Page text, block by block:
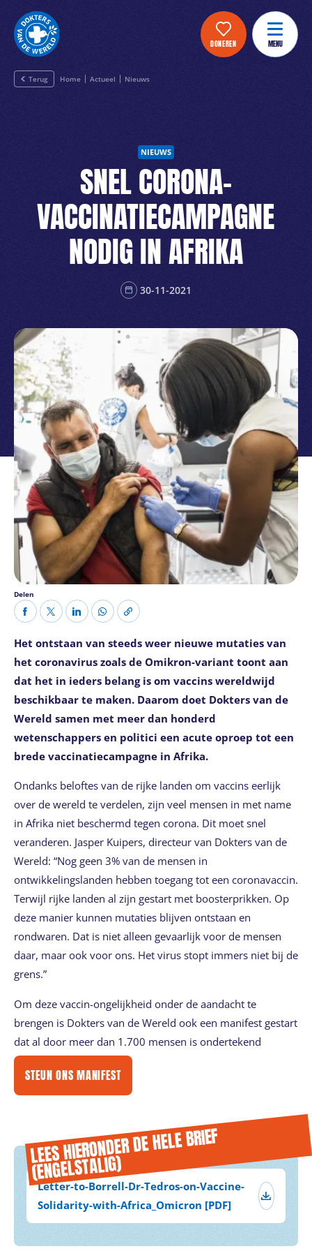
DONEREN MENU
Terug Home Actueel Nieuws
NIEUWS
SNEL CORONA-
VACCINATIECAMPAGNE
NODIG IN AFRIKA
30-11-2021
Delen
Het ontstaan van steeds weer nieuwe mutaties van
het coronavirus zoals de Omikron-variant toont aan
dat het in ieders belang is om vaccins wereldwijd
beschikbaar te maken. Daarom doet Dokters van de
Wereld samen met meer dan honderd
wetenschappers en politici een acute oproep tot een
brede vaccinatiecampagne in Afrika.
Ondanks beloftes van de rijke landen om vaccins eerlijk
over de wereld te verdelen, zijn veel mensen in met name
in Afrika niet beschermd tegen corona. Dit moet snel
veranderen. Jasper Kuipers, directeur van Dokters van de
Wereld: “Nog geen 3% van de mensen in
ontwikkelingslanden hebben toegang tot een coronavaccin.
Terwijl rijke landen al zijn gestart met boosterprikken. Op
deze manier kunnen mutaties blijven ontstaan en
rondwaren. Dat is niet alleen gevaarlijk voor de mensen
daar, maar ook voor ons. Het virus stopt immers niet bij de
grens.”
Om deze vaccin-ongelijkheid onder de aandacht te
brengen is Dokters van de Wereld ook een manifest gestart
dat al door meer dan 1.700 mensen is ondertekend
STEUN ONS MANIFEST
LEES HIERONDER DE HELE BRIEF
(ENGELSTALIG)
Letter-to-Borrell-Dr-Tedros-on-Vaccine-
Solidarity-with-Africa_Omicron [PDF]